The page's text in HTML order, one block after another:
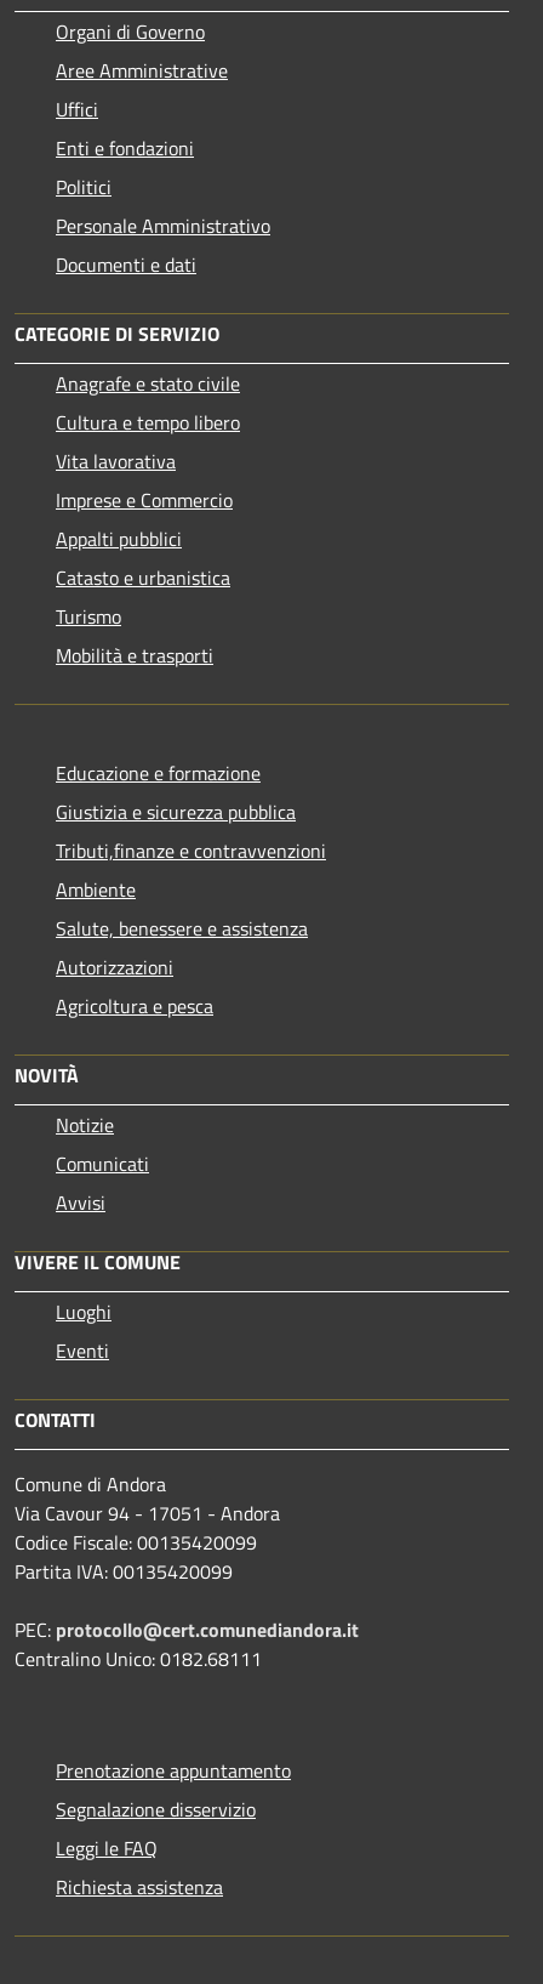
Organi di Governo
Aree Amministrative
Uffici
Enti e fondazioni
Politici
Personale Amministrativo
Documenti e dati
CATEGORIE DI SERVIZIO
Anagrafe e stato civile
Cultura e tempo libero
Vita lavorativa
Imprese e Commercio
Appalti pubblici
Catasto e urbanistica
Turismo
Mobilità e trasporti
Educazione e formazione
Giustizia e sicurezza pubblica
Tributi,finanze e contravvenzioni
Ambiente
Salute, benessere e assistenza
Autorizzazioni
Agricoltura e pesca
NOVITÀ
Notizie
Comunicati
Avvisi
VIVERE IL COMUNE
Luoghi
Eventi
CONTATTI
Comune di Andora
Via Cavour 94 - 17051 - Andora
Codice Fiscale: 00135420099
Partita IVA: 00135420099
PEC: protocollo@cert.comunediandora.it
Centralino Unico: 0182.68111
Prenotazione appuntamento
Segnalazione disservizio
Leggi le FAQ
Richiesta assistenza